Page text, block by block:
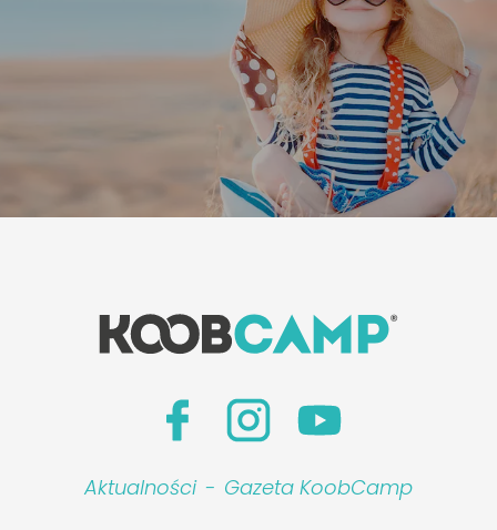
Leaflet |©Koobcamp S.r.l.
Aktualności - Gazeta KoobCamp